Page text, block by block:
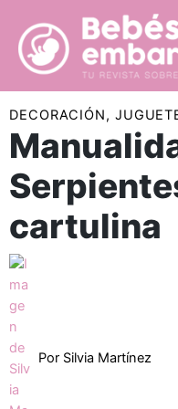
contenido
DECORACIÓN,
cartulina
Por Silvia Martínez